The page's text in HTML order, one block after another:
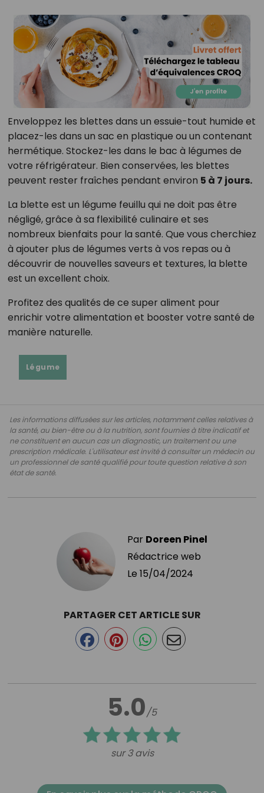
Enveloppez les blettes dans un essuie-tout humide et
placez-les dans un sac en plastique ou un contenant
hermétique. Stockez-les dans le bac à légumes de
votre réfrigérateur. Bien conservées, les blettes
peuvent rester fraîches pendant environ 5 à 7 jours.
La blette est un légume feuillu qui ne doit pas être
négligé, grâce à sa flexibilité culinaire et ses
nombreux bienfaits pour la santé. Que vous cherchiez
à ajouter plus de légumes verts à vos repas ou à
découvrir de nouvelles saveurs et textures, la blette
est un excellent choix.
Profitez des qualités de ce super aliment pour
enrichir votre alimentation et booster votre santé de
manière naturelle.
Légume
Les informations diffusées sur les articles, notamment celles relatives à
la santé, au bien-être ou à la nutrition, sont fournies à titre indicatif et
ne constituent en aucun cas un diagnostic, un traitement ou une
prescription médicale. L'utilisateur est invité à consulter un médecin ou
un professionnel de santé qualifié pour toute question relative à son
état de santé.
Par Doreen Pinel
Rédactrice web
Le 15/04/2024
5.0/5
sur 3 avis
PARTAGER CET ARTICLE SUR